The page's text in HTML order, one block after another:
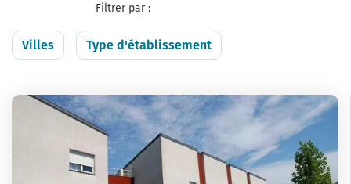
Filtrer par :
Villes Type d'établissement